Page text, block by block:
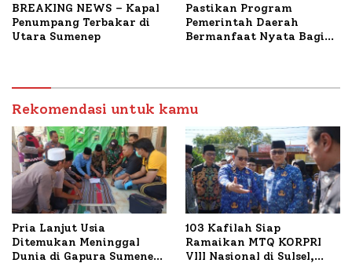
BREAKING NEWS – Kapal
Penumpang Terbakar di
Utara Sumenep
Pastikan Program
Pemerintah Daerah
Bermanfaat Nyata Bagi
Petelur di Desa Bataal
Timur
Rekomendasi untuk kamu
Pria Lanjut Usia
Ditemukan Meninggal
Dunia di Gapura Sumenep,
103 Kafilah Siap
Ramaikan MTQ KORPRI
VIII Nasional di Sulsel,